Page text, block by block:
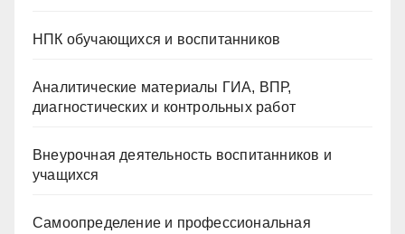
НПК обучающихся и воспитанников
Аналитические материалы ГИА, ВПР,
диагностических и контрольных работ
Внеурочная деятельность воспитанников и
учащихся
Самоопределение и профессиональная